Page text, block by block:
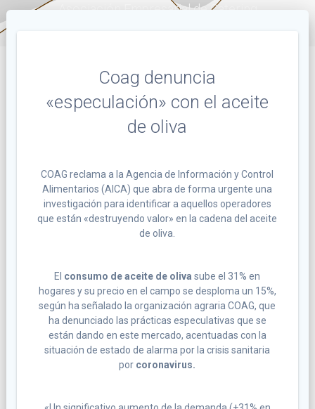
Asociación Empresarial de Catering
Coag denuncia
«especulación» con el aceite
de oliva
COAG reclama a la Agencia de Información y Control
Alimentarios (AICA) que abra de forma urgente una
investigación para identificar a aquellos operadores
que están «destruyendo valor» en la cadena del aceite
de oliva.
El consumo de aceite de oliva sube el 31% en
hogares y su precio en el campo se desploma un 15%,
según ha señalado la organización agraria COAG, que
ha denunciado las prácticas especulativas que se
están dando en este mercado, acentuadas con la
situación de estado de alarma por la crisis sanitaria
por coronavirus.